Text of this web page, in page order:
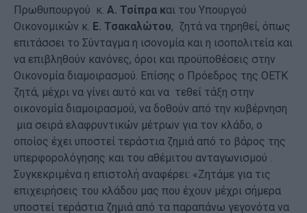
Πρωθυπουργού κ. Α. Τσίπρα και του Υπουργού
Οικονομικών κ. Ε. Τσακαλώτου, ζητά να τηρηθεί, όπως
επιτάσσει το Σύνταγμα η ισονομία και η ισοπολιτεία και
να επιβληθούν κανόνες, όροι και προϋποθέσεις στην
Οικονομία διαμοιρασμού. Επίσης ο Πρόεδρος της ΟΕΤΚ
ζητά, μέχρι να γίνει αυτό και να τεθεί τάξη στην
οικονομία διαμοιρασμού, να δοθούν από την κυβέρνηση
μια σειρά ελαφρυντικών μέτρων για τον κλάδο, ο
οποίος έχει υποστεί τεράστια ζημιά από το βάρος της
υπερφορολόγησης και του αθέμιτου ανταγωνισμού .
Συγκεκριμένα η επιστολή αναφέρει: «Ζητάμε για τις
επιχειρήσεις του κλάδου μας που έχουν μέχρι σήμερα
υποστεί τεράστια ζημιά από τα παραπάνω γεγονότα να